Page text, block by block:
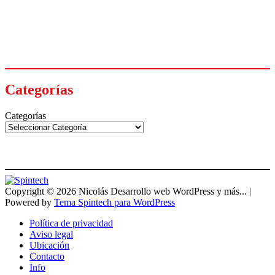
Categorías
Categorías
Copyright © 2026 Nicolás Desarrollo web WordPress y más... |
Powered by Tema Spintech para WordPress
Política de privacidad
Aviso legal
Ubicación
Contacto
Info